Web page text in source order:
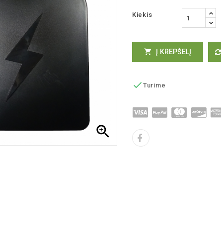

Kiekis
 Į KREPŠELĮ
 Turime